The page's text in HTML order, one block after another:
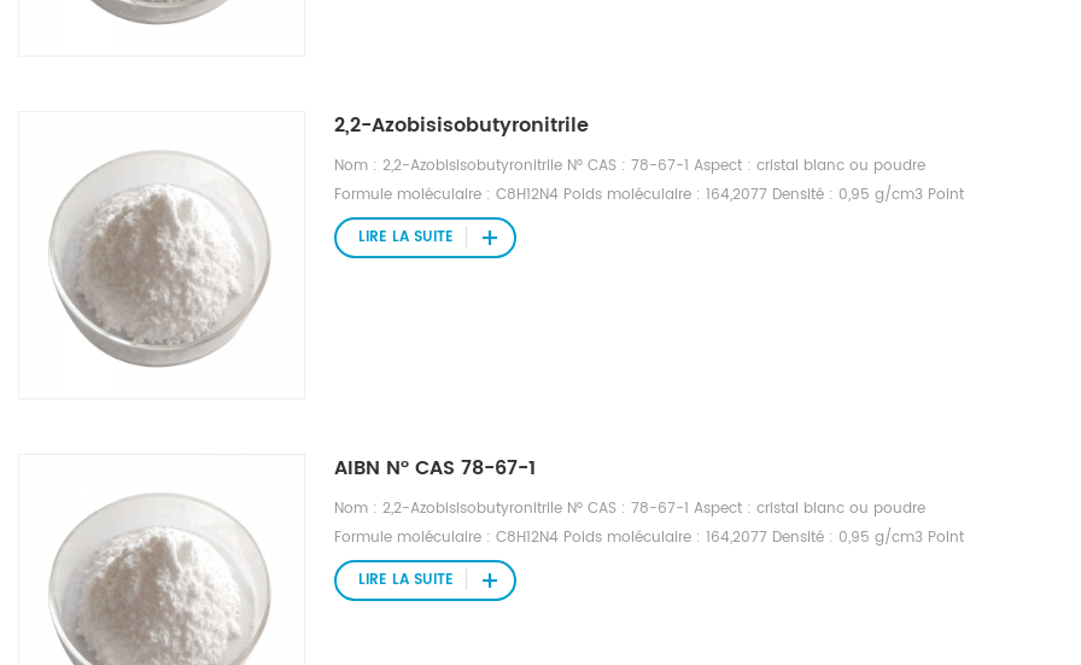
2,2-Azobisisobutyronitrile
Nom : 2,2-Azobisisobutyronitrile N° CAS : 78-67-1 Aspect : cristal blanc ou poudre
Formule moléculaire : C8H12N4 Poids moléculaire : 164,2077 Densité : 0,95 g/cm3 Point
de fusion : 102-104 ℃ Point d'ébullition : 236,2 °C à 760 mmHg Point d'éclair : 96,6°C
Pression de vapeur : 0,0481 mmHg à 25°C Solubilité : insoluble dans l'eau, soluble dans
LIRE LA SUITE
AIBN N° CAS 78-67-1
Nom : 2,2-Azobisisobutyronitrile N° CAS : 78-67-1 Aspect : cristal blanc ou poudre
Formule moléculaire : C8H12N4 Poids moléculaire : 164,2077 Densité : 0,95 g/cm3 Point
de fusion : 102-104 ℃ Point d'ébullition : 236,2 °C à 760 mmHg Point d'éclair : 96,6°C
Pression de vapeur : 0,0481 mmHg à 25°C Solubilité : insoluble dans l'eau, soluble dans
LIRE LA SUITE